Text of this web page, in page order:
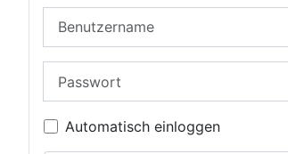
Automatisch einloggen